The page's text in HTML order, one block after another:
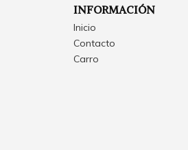
INFORMACIÓN
Inicio
Contacto
Carro